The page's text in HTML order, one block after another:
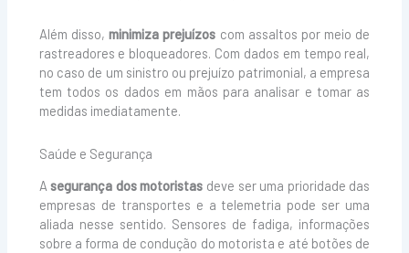
Além disso,minimiza prejuízos com assaltos por meio de
rastreadores e bloqueadores. Com dados em tempo real,
no caso de um sinistro ou prejuízo patrimonial, a empresa
tem todos os dados em mãos para analisar e tomar as
medidas imediatamente.
Saúde e Segurança
Asegurança dos motoristas deve ser uma prioridade das
empresas de transportes e a telemetria pode ser uma
aliada nesse sentido. Sensores de fadiga, informações
sobre a forma de condução do motorista e até botões de